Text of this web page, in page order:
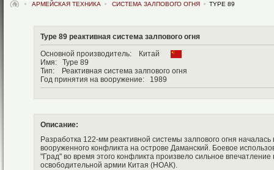
АРМЕЙСКАЯ ТЕХНИКА СИСТЕМА ЗАЛПОВОГО ОГНЯ TYPE 89
Type 89 реактивная система залпового огня
Основной производитель: Китай
Имя: Type 89
Тип: Реактивная система залпового огня
Год принятия на вооружение: 1989
Описание:
Разработка 122-мм реактивной системы залпового огня началась
вооруженного конфликта на острове Даманский. Боевое
"Град" во время этого конфликта произвело сильное
освободительной армии Китая (НОАК).